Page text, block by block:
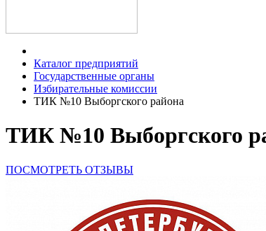
Каталог предприятий
Государственные органы
Избирательные комиссии
ТИК №10 Выборгского района
ТИК №10 Выборгского
ПОСМОТРЕТЬ ОТЗЫВЫ